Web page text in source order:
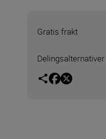
Gratis frakt
Delingsalternativer